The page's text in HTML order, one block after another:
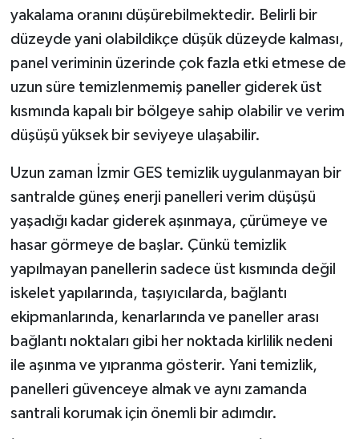
yakalama oranını düşürebilmektedir. Belirli bir
düzeyde yani olabildikçe düşük düzeyde kalması,
panel veriminin üzerinde çok fazla etki etmese de
uzun süre temizlenmemiş paneller giderek üst
kısmında kapalı bir bölgeye sahip olabilir ve verim
düşüşü yüksek bir seviyeye ulaşabilir.
Uzun zaman İzmir GES temizlik uygulanmayan bir
santralde güneş enerji panelleri verim düşüşü
yaşadığı kadar giderek aşınmaya, çürümeye ve
hasar görmeye de başlar. Çünkü temizlik
yapılmayan panellerin sadece üst kısmında değil
iskelet yapılarında, taşıyıcılarda, bağlantı
ekipmanlarında, kenarlarında ve paneller arası
bağlantı noktaları gibi her noktada kirlilik nedeni
ile aşınma ve yıpranma gösterir. Yani temizlik,
panelleri güvenceye almak ve aynı zamanda
santrali korumak için önemli bir adımdır.